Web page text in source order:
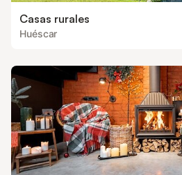
Casas rurales
Huéscar